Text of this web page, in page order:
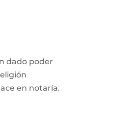
dado poder
en notaría.